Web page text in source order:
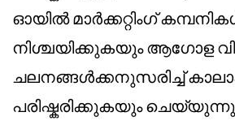
ഓയിൽ മാർക്കറ്റിംഗ്
നിശ്ചയിക്കുകയും ആഗോള
ചലനങ്ങൾക്കനുസരിച്ച്
പരിഷ്കരിക്കുകയും